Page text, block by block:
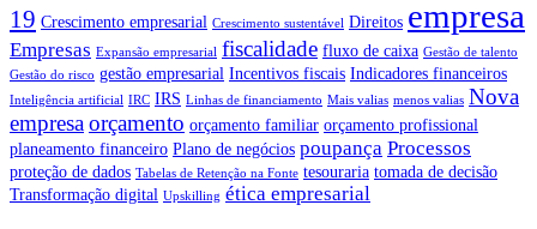
19 Crescimento empresarial Crescimento sustentável Direitos empresa
Empresas Expansão empresarial fiscalidade fluxo de caixa Gestão de talento
Gestão do risco gestão empresarial Incentivos fiscais Indicadores financeiros
Inteligência artificial IRC IRS Linhas de financiamento Mais valias menos valias Nova
empresaorçamento orçamento familiar orçamento profissional
planeamento financeiro Plano de negócios poupança Processos
proteção de dados Tabelas de Retenção na Fonte tesouraria tomada de decisão
Transformação digital Upskilling ética empresarial